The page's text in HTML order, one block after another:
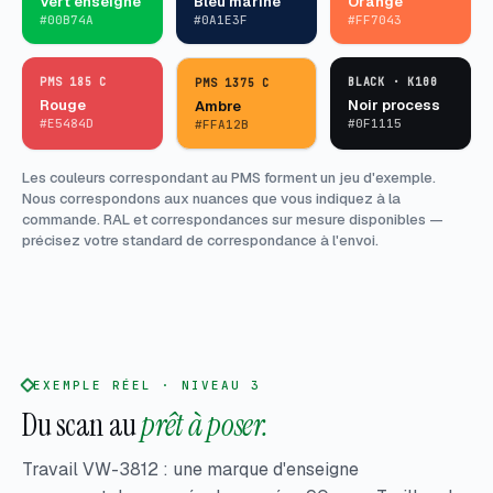
#00B74A #0A1E3F #FF7043
PMS 185 C
Rouge
#E5484D
PMS 1375 C
Ambre
#FFA12B
BLACK · K100
Noir process
#0F1115
Les couleurs correspondant au PMS forment un jeu d'exemple.
Nous correspondons aux nuances que vous indiquez à la
commande. RAL et correspondances sur mesure disponibles —
précisez votre standard de correspondance à l'envoi.
EXEMPLE RÉEL · NIVEAU 3
Du scan auprêt à poser.
Travail VW-3812 : une marque d'enseigne